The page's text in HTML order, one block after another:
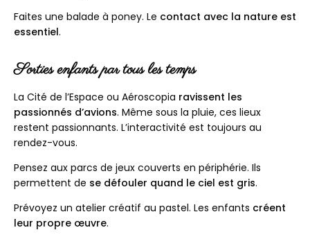
Faites une balade à poney. Le contact avec la nature est
essentiel.
Sorties enfants par tous les temps
La Cité de l’Espace ou Aéroscopia ravissent les
passionnés d’avions. Même sous la pluie, ces lieux
restent passionnants. L’interactivité est toujours au
rendez-vous.
Pensez aux parcs de jeux couverts en périphérie. Ils
permettent de se défouler quand le ciel est gris.
Prévoyez un atelier créatif au pastel. Les enfants créent
leur propre œuvre.